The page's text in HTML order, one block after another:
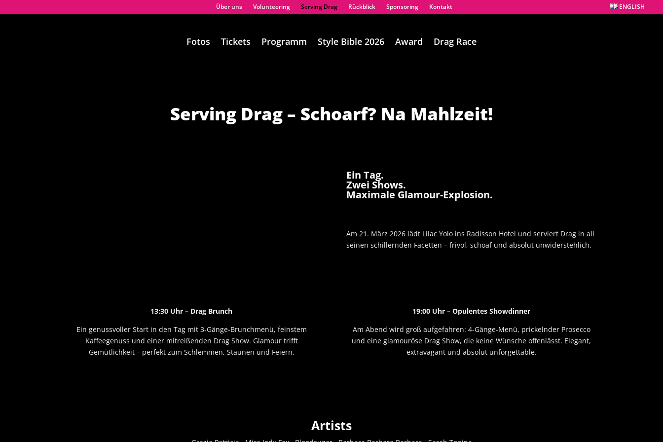
Über uns Volunteering Serving Drag Rückblick Sponsoring Kontakt ENGLISH
Fotos Tickets Programm Style Bible 2026 Award Drag Race
Serving Drag – Schoarf? Na Mahlzeit!
Ein Tag.
Zwei Shows.
Maximale Glamour-Explosion.
Am 21. März 2026 lädt Lilac Yolo ins Radisson Hotel und serviert Drag in all
seinen schillernden Facetten – frivol, schoaf und absolut unwiderstehlich.
13:30 Uhr – Drag Brunch
Ein genussvoller Start in den Tag mit 3-Gänge-Brunchmenü, feinstem
Kaffeegenuss und einer mitreißenden Drag Show. Glamour trifft
Gemütlichkeit – perfekt zum Schlemmen, Staunen und Feiern.
19:00 Uhr – Opulentes Showdinner
Am Abend wird groß aufgefahren: 4-Gänge-Menü, prickelnder Prosecco
und eine glamouröse Drag Show, die keine Wünsche offenlässt. Elegant,
extravagant und absolut unforgettable.
Artists